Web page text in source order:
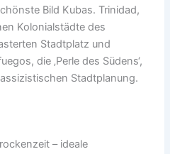
Bild Kubas. Trinidad,
Kolonialstädte des
Stadtplatz und
die ‚Perle des Südens‘,
Stadtplanung.
– ideale